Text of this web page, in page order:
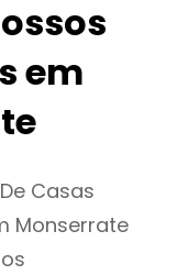
em
Casas
Monserrate